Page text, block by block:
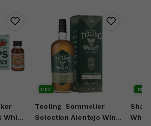
Whip
Irski
Teeling
Sommelier
Selection Alentejo Wine
Irski